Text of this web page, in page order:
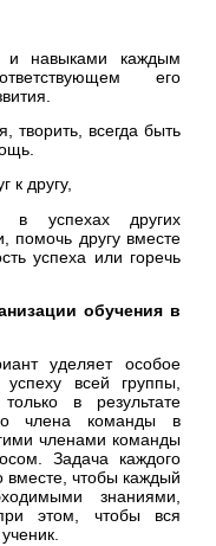
и навыками каждым
его
творить, всегда быть
к другу,
в успехах других
помочь другу вместе
успеха или горечь
обучения в
уделяет особое
всей группы,
в результате
члена команды в
членами команды
Задача каждого
вместе, чтобы каждый
знаниями,
этом, чтобы вся